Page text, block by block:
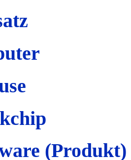
(Produkt)